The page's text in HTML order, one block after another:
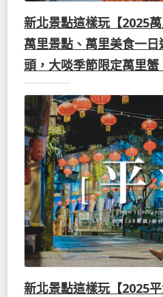
新北景點這樣玩【2025
萬里景點、萬里美食一
頭，大啖季節限定萬里蟹
新北景點這樣玩【2025